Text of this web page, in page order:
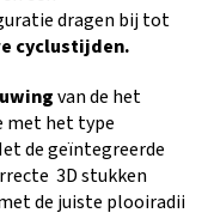
dragen bij tot
cyclustijden.
van de het
met het type
de geïntegreerde
3D stukken
de juiste plooiradii